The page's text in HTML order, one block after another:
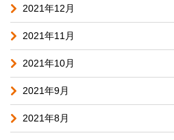
2021年12月
2021年11月
2021年10月
2021年9月
2021年8月